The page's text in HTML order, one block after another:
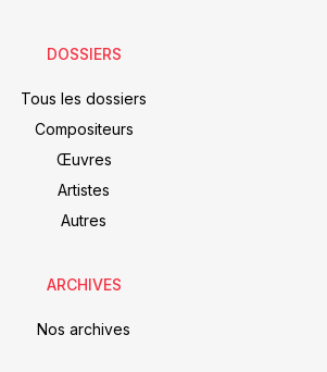
DOSSIERS
Tous les dossiers
Compositeurs
Œuvres
Artistes
Autres
ARCHIVES
Nos archives